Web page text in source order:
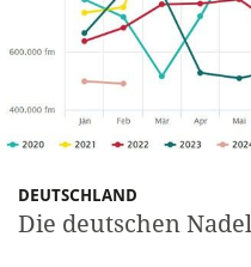
DEUTSCHLAND
Die deutschen